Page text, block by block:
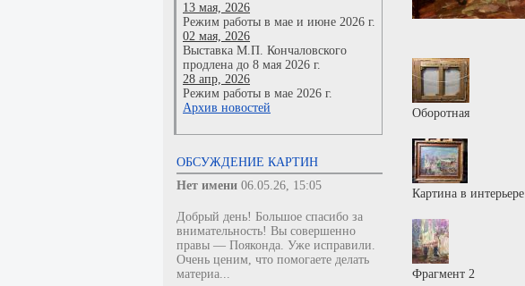
13 мая, 2026
Режим работы в мае и июне 2026 г.
02 мая, 2026
Выставка М.П. Кончаловского
продлена до 8 мая 2026 г.
28 апр, 2026
Режим работы в мае 2026 г.
Архив новостей
ОБСУЖДЕНИЕ КАРТИН
Нет имени 06.05.26, 15:05
Добрый день! Большое спасибо за
внимательность! Вы совершенно
правы — Пояконда. Уже исправили.
Очень ценим, что помогаете делать
материа...
Оборотная
Картина в интерьере
Фрагмент 2